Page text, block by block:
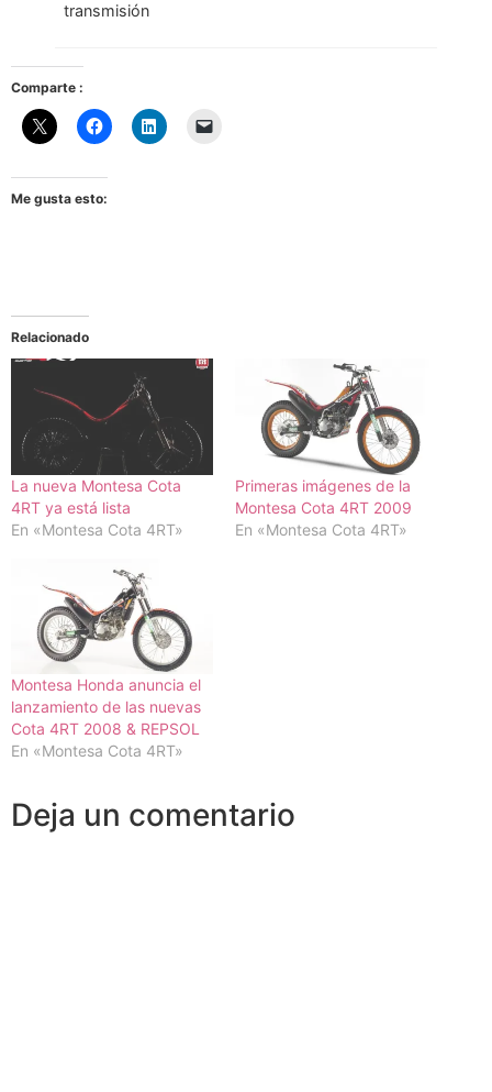
transmisión
Comparte :
Me gusta esto:
Relacionado
La nueva Montesa Cota
4RT ya está lista
En «Montesa Cota 4RT»
Primeras imágenes de la
Montesa Cota 4RT 2009
En «Montesa Cota 4RT»
Montesa Honda anuncia el
lanzamiento de las nuevas
Cota 4RT 2008 & REPSOL
En «Montesa Cota 4RT»
Deja un comentario